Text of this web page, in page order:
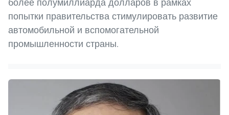
более полумиллиарда долларов в рамках
попытки правительства стимулировать развитие
автомобильной и вспомогательной
промышленности страны.